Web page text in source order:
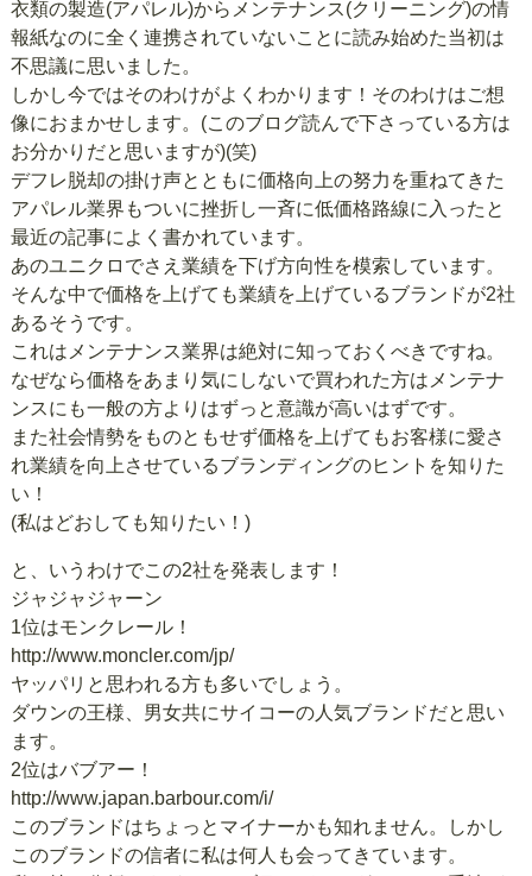
衣類の製造(アパレル)からメンテナンス(クリーニング)の情
報紙なのに全く連携されていないことに読み始めた当初は
不思議に思いました。
しかし今ではそのわけがよくわかります！そのわけはご想
像におまかせします。(このブログ読んで下さっている方は
お分かりだと思いますが)(笑)
デフレ脱却の掛け声とともに価格向上の努力を重ねてきた
アパレル業界もついに挫折し一斉に低価格路線に入ったと
最近の記事によく書かれています。
あのユニクロでさえ業績を下げ方向性を模索しています。
そんな中で価格を上げても業績を上げているブランドが2社
あるそうです。
これはメンテナンス業界は絶対に知っておくべきですね。
なぜなら価格をあまり気にしないで買われた方はメンテナ
ンスにも一般の方よりはずっと意識が高いはずです。
また社会情勢をものともせず価格を上げてもお客様に愛さ
れ業績を向上させているブランディングのヒントを知りた
い！
(私はどおしても知りたい！)
と、いうわけでこの2社を発表します！
ジャジャジャーン
1位はモンクレール！
http://www.moncler.com/jp/
ヤッパリと思われる方も多いでしょう。
ダウンの王様、男女共にサイコーの人気ブランドだと思い
ます。
2位はバブアー！
http://www.japan.barbour.com/i/
このブランドはちょっとマイナーかも知れません。しかし
このブランドの信者に私は何人も会ってきています。